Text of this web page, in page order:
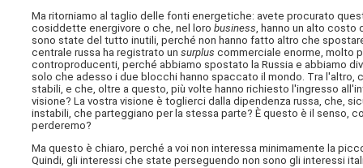
Ma ritorniamo al taglio delle fonti energetiche: avete procurato
cosiddette energivore o che, nel lorobusiness , hanno un alto
sono state del tutto inutili, perché non hanno fatto altro che
centrale russa ha registrato unsurplus commerciale enorme, molto
controproducenti, perché abbiamo spostato la Russia e abbiamo
solo che adesso i due blocchi hanno spaccato il mondo. Tra
stabili, e che, oltre a questo, più volte hanno richiesto l'ingresso
visione? La vostra visione è toglierci dalla dipendenza russa, che,
instabili, che parteggiano per la stessa parte? È questo è il senso,
perderemo?
Ma questo è chiaro, perché a voi non interessa minimamente la
Quindi, gli interessi che state perseguendo non sono gli interessi